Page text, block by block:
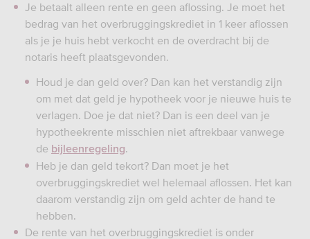
Je betaalt alleen rente en geen aflossing. Je moet het
bedrag van het overbruggingskrediet in 1 keer aflossen
als je je huis hebt verkocht en de overdracht bij de
notaris heeft plaatsgevonden.
Houd je dan geld over? Dan kan het verstandig zijn
om met dat geld je hypotheek voor je nieuwe huis te
verlagen. Doe je dat niet? Dan is een deel van je
hypotheekrente misschien niet aftrekbaar vanwege
de bijleenregeling.
Heb je dan geld tekort? Dan moet je het
overbruggingskrediet wel helemaal aflossen. Het kan
daarom verstandig zijn om geld achter de hand te
hebben.
De rente van het overbruggingskrediet is onder